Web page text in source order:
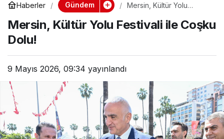
Haberler Gündem
Mersin, Kültür Yolu
Mersin, Kültür Yolu Festivali ile Coşku
Dolu!
9 Mayıs 2026, 09:34 yayınlandı